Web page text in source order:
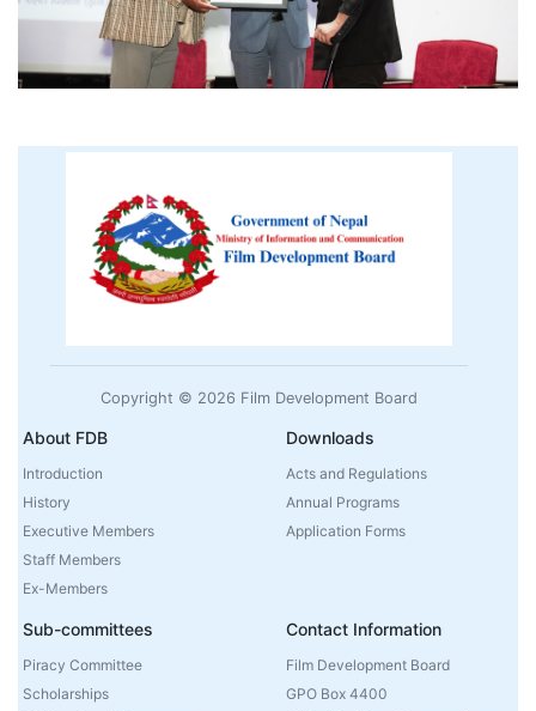
Copyright © 2026 Film Development Board
About FDB
Introduction
History
Executive Members
Staff Members
Ex-Members
Downloads
Acts and Regulations
Annual Programs
Application Forms
Sub-committees
Piracy Committee
Scholarships
Contact Information
Film Development Board
GPO Box 4400